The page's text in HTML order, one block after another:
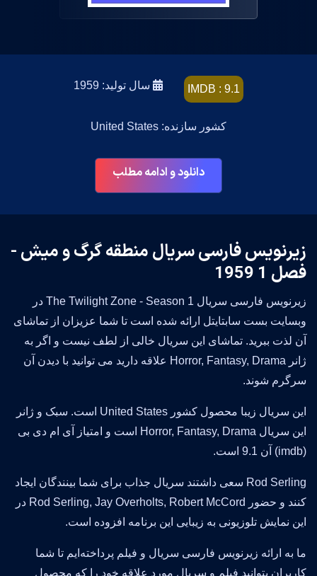
IMDB : 9.1 سال تولید: 1959
کشور سازنده: United States
دانلود و ادامه مطلب
زیرنویس فارسی سریال منطقه گرگ و میش -
فصل 1 1959
زیرنویس فارسی سریال The Twilight Zone - Season 1 در
وبسایت بست سابتایتل ارائه شده است تا شما عزیزان از تماشای
آن لذت ببرید. تماشای این سریال خالی از لطف نیست و اگر به
ژانر Horror, Fantasy, Drama علاقه دارید می توانید با دیدن آن
سرگرم شوند.
این سریال زیبا محصول کشور United States است. سبک و ژانر
این سریال Horror, Fantasy, Drama است و امتیاز آی ام دی بی
(imdb) آن 9.1 است.
Rod Serling سعی داشتند سریال جذاب برای شما بینندگان ایجاد
کنند و حضور Rod Serling, Jay Overholts, Robert McCord در
این نمایش تلوزیونی به زیبایی این برنامه افزوده است.
ما به ارائه زیرنویس فارسی سریال و فیلم پرداخته‌ایم تا شما
کاربران بتوانید فیلم و سریال مورد علاقه خود را که محصول